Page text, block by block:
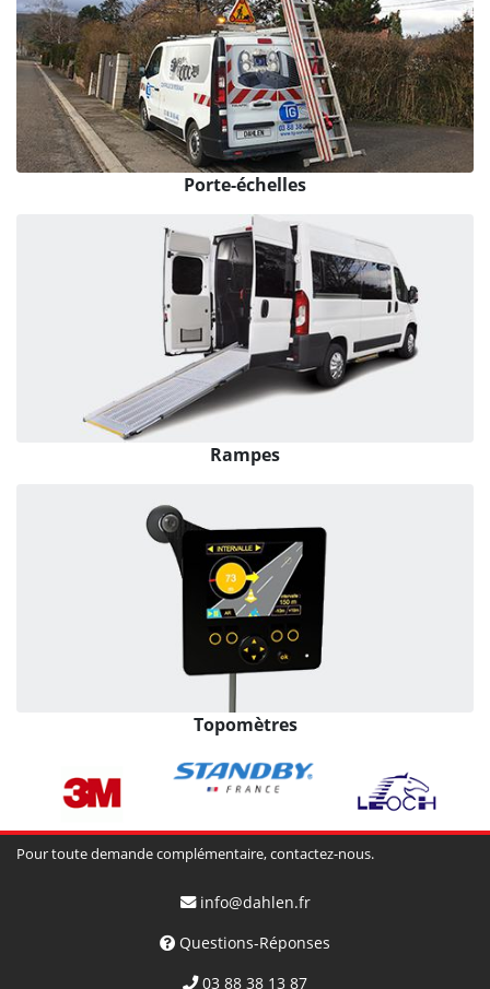
Porte-échelles
Rampes
Topomètres
Pour toute demande complémentaire, contactez-nous.
info@dahlen.fr
Questions-Réponses
03 88 38 13 87